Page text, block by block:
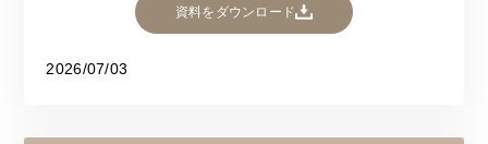
資料をダウンロード
2026/07/03